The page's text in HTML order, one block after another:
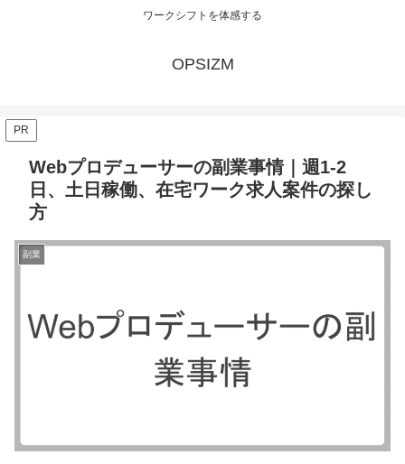
ワークシフトを体感する
OPSIZM
PR
Webプロデューサーの副業事情｜週1-2
日、土日稼働、在宅ワーク求人案件の探し
方
副業